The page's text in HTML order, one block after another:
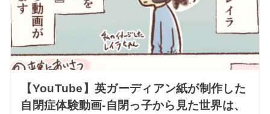
【YouTube】英ガーディアン紙が制作した
自閉症体験動画-自閉っ子から見た世界は、